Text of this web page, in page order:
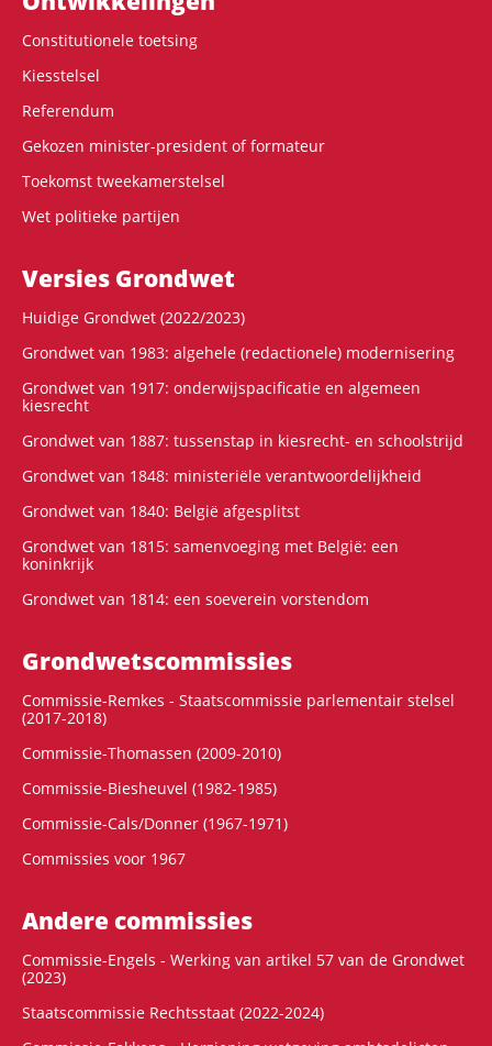
Constitutionele toetsing
Kiesstelsel
Referendum
Gekozen minister-president of formateur
Toekomst tweekamerstelsel
Wet politieke partijen
Versies Grondwet
Huidige Grondwet (2022/2023)
Grondwet van 1983: algehele (redactionele) modernisering
Grondwet van 1917: onderwijspacificatie en algemeen
kiesrecht
Grondwet van 1887: tussenstap in kiesrecht- en schoolstrijd
Grondwet van 1848: ministeriële verantwoordelijkheid
Grondwet van 1840: België afgesplitst
Grondwet van 1815: samenvoeging met België: een
koninkrijk
Grondwet van 1814: een soeverein vorstendom
Grondwets­commissies
Commissie-Remkes - Staatscommissie parlementair stelsel
(2017-2018)
Commissie-Thomassen (2009-2010)
Commissie-Biesheuvel (1982-1985)
Commissie-Cals/Donner (1967-1971)
Commissies voor 1967
Andere commissies
Commissie-Engels - Werking van artikel 57 van de Grondwet
(2023)
Staatscommissie Rechtsstaat (2022-2024)